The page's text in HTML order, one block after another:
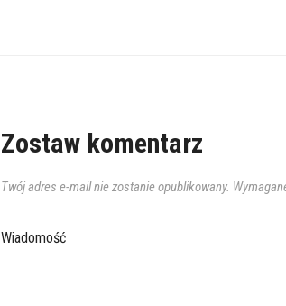
Zostaw komentarz
Twój adres e-mail nie zostanie opublikowany.
Wiadomość